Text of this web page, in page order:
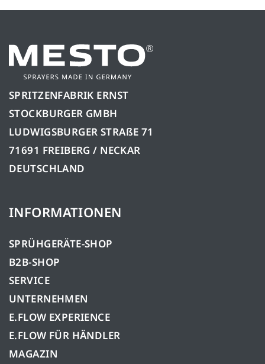
SPRITZENFABRIK ERNST
STOCKBURGER GMBH
LUDWIGSBURGER STRAßE 71
71691 FREIBERG / NECKAR
DEUTSCHLAND
INFORMATIONEN
SPRÜHGERÄTE-SHOP
B2B-SHOP
SERVICE
UNTERNEHMEN
E.FLOW EXPERIENCE
E.FLOW FÜR HÄNDLER
MAGAZIN